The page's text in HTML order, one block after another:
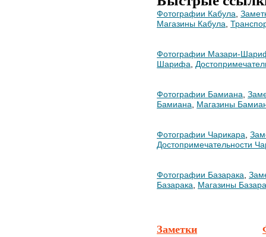
Фотографии Кабула
Магазины Кабула
Фотографии Мазари-
Шарифа
Фотографии Бамиана
Бамиана
Магазины
Фотографии Чарикара
Достопримечательности
Фотографии Базарака
Базарака
Магазины
Заметки